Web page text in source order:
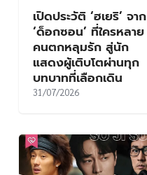
เปิดประวัติ ‘ฮเยริ’ จาก
‘ด็อกซอน’ ที่ใครหลาย
คนตกหลุมรัก สู่นัก
แสดงผู้เติบโตผ่านทุก
บทบาทที่เลือกเดิน
31/07/2026